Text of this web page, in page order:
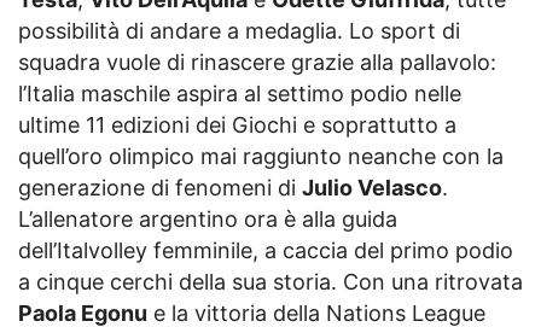
possibilità di andare a medaglia. Lo sport di
squadra vuole di rinascere grazie alla pallavolo:
l’Italia maschile aspira al settimo podio nelle
ultime 11 edizioni dei Giochi e soprattutto a
quell’oro olimpico mai raggiunto neanche con la
generazione di fenomeni di Julio Velasco.
L’allenatore argentino ora è alla guida
dell’Italvolley femminile, a caccia del primo podio
a cinque cerchi della sua storia. Con una ritrovata
Paola Egonu e la vittoria della Nations League